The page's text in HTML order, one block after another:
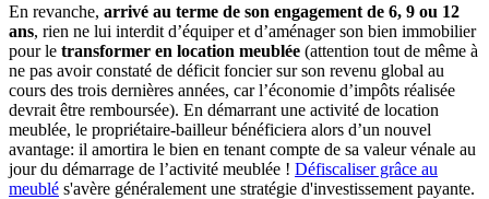
En revanche, arrivé au terme de son engagement de 6, 9 ou 12
ans, rien ne lui interdit d’équiper et d’aménager son bien immobilier
pour le transformer en location meublée (attention tout de même à
ne pas avoir constaté de déficit foncier sur son revenu global au
cours des trois dernières années, car l’économie d’impôts réalisée
devrait être remboursée). En démarrant une activité de location
meublée, le propriétaire-bailleur bénéficiera alors d’un nouvel
avantage: il amortira le bien en tenant compte de sa valeur vénale au
jour du démarrage de l’activité meublée ! Défiscaliser grâce au
meublé s'avère généralement une stratégie d'investissement payante.